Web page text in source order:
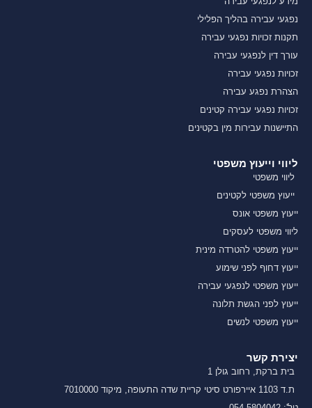
נפגעי עבירה בהליך הפלילי
תקנות זכויות נפגעי עבירה
עורך דין לנפגעי עבירה
זכויות נפגעי עבירה
הצהרת נפגע עבירה
זכויות נפגעי עבירה קטינים
התיישנות עבירות מין בקטינים
ליווי וייעוץ משפטי
ליווי משפטי
ייעוץ משפטי לקטינים
ייעוץ משפטי אונס
ליווי משפטי לעסקים
ייעוץ משפטי להטרדה מינית
ייעוץ דחוף לפני שימוע
ייעוץ משפטי לנפגעי עבירה
ייעוץ לפני הגשת תלונה
ייעוץ משפטי לנשים
יצירת קשר
בית ברקת, רחוב גולן 1
ת.ד 1103 איירפורט סיטי קריית שדה התעופה, מיקוד 7010000